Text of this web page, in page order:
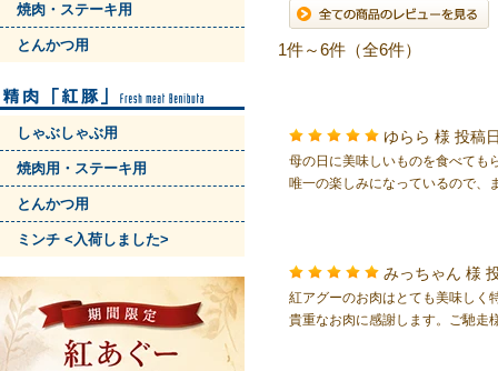
1件～6件（全6件）
ゆらら 様 投稿
母の日に美味しいものを食べても
唯一の楽しみになっているので、
みっちゃん 様
紅アグーのお肉はとても美味しく
貴重なお肉に感謝します。ご馳走
焼肉・ステーキ用
とんかつ用
しゃぶしゃぶ用
焼肉用・ステーキ用
とんかつ用
ミンチ <入荷しました>